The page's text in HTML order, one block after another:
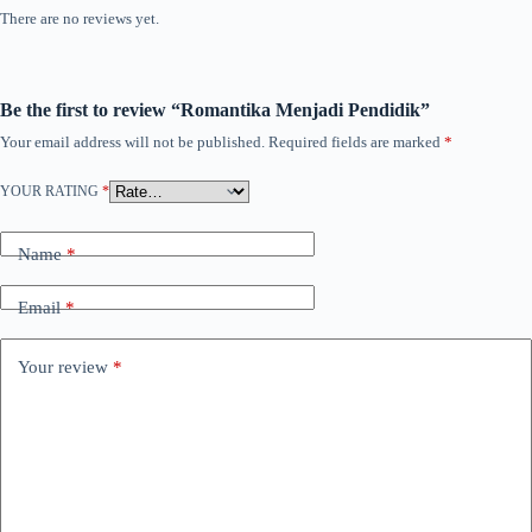
There are no reviews yet.
Be the first to review “Romantika Menjadi Pendidik”
Your email address will not be published. Required fields are marked *
YOUR RATING *
Name*
Email*
Your review *